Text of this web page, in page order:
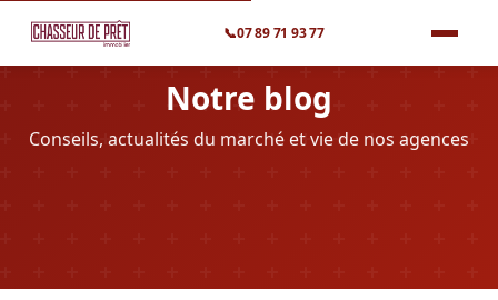
📞07 89 71 93 77
Notre blog
Conseils, actualités du marché et vie de nos agences